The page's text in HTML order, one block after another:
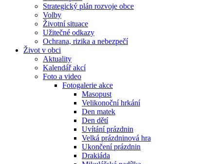
Strategický plán rozvoje obce
Volby
Životní situace
Užitečné odkazy
Ochrana, rizika a nebezpečí
Život v obci
Aktuality
Kalendář akcí
Foto a video
Fotogalerie akce
Masopust
Velikonoční hrkání
Den matek
Den dětí
Uvítání prázdnin
Velká prázdninová hra
Ukončení prázdnin
Drakiáda